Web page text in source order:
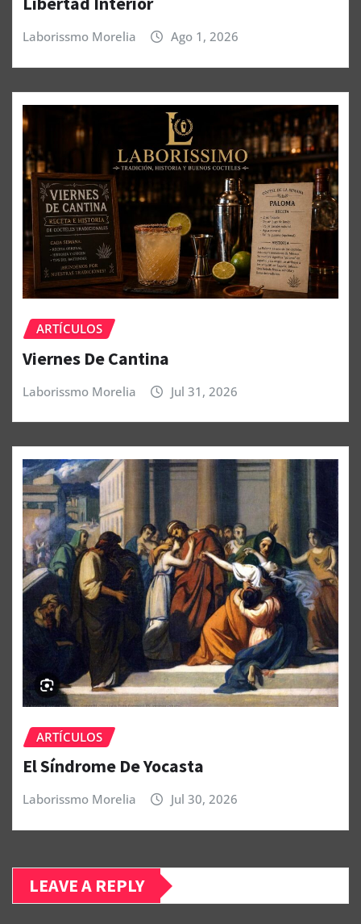
Laborissmo Morelia Ago 1, 2026
ARTÍCULOS
Viernes De Cantina
Laborissmo Morelia Jul 31, 2026
ARTÍCULOS
El Síndrome De Yocasta
Laborissmo Morelia Jul 30, 2026
LEAVE A REPLY